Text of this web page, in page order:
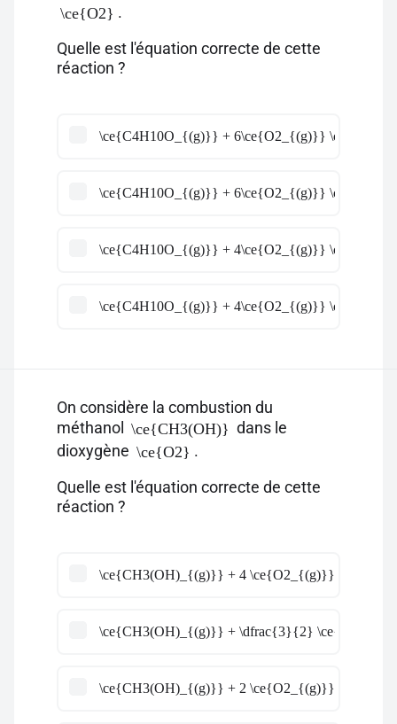
\ce{O2} .
Quelle est l'équation correcte de cette
réaction ?
\ce{C4H10O_{(g)}} + 6\ce{O2_{(g)}} \ce{->}
\ce{C4H10O_{(g)}} + 6\ce{O2_{(g)}} \ce{->}
\ce{C4H10O_{(g)}} + 4\ce{O2_{(g)}} \ce{->}
\ce{C4H10O_{(g)}} + 4\ce{O2_{(g)}} \ce{->}
On considère la combustion du
méthanol \ce{CH3(OH)} dans le
dioxygène \ce{O2} .
Quelle est l'équation correcte de cette
réaction ?
\ce{CH3(OH)_{(g)}} + 4 \ce{O2_{(g)}} \ce{->}
\ce{CH3(OH)_{(g)}} + \dfrac{3}{2}
\ce{CH3(OH)_{(g)}} + 2 \ce{O2_{(g)}} \ce{->}